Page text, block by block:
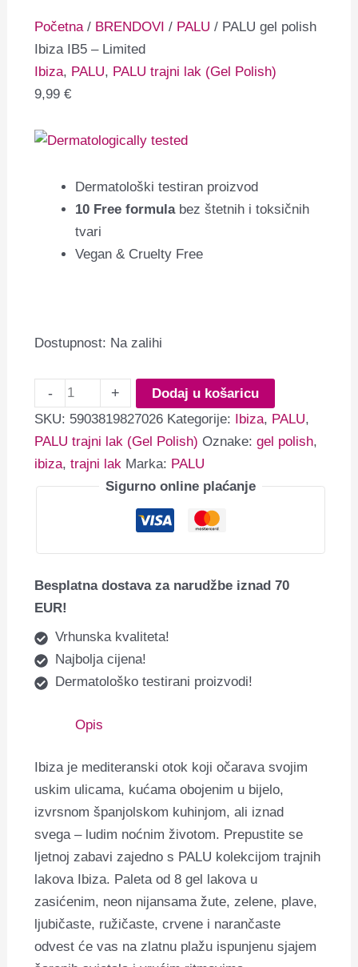
Početna / BRENDOVI / PALU / PALU gel polish
Ibiza IB5 – Limited
Ibiza, PALU, PALU trajni lak (Gel Polish)
9,99€
Dermatološki testiran proizvod
10 Free formulabez štetnih i toksičnih
tvari
Vegan & Cruelty Free
Dostupnost: Na zalihi
- +
Dodaj u košaricu
SKU: 5903819827026 Kategorije: Ibiza, PALU,
PALU trajni lak (Gel Polish) Oznake:gel polish,
ibiza,trajni lak Marka: PALU
Sigurno online plaćanje
Besplatna dostava za narudžbe iznad 70
EUR!
Vrhunska kvaliteta!
Najbolja cijena!
Dermatološko testirani proizvodi!
Opis
Ibiza je mediteranski otok koji očarava svojim
uskim ulicama, kućama obojenim u bijelo,
izvrsnom španjolskom kuhinjom, ali iznad
svega ‒ ludim noćnim životom. Prepustite se
ljetnoj zabavi zajedno s PALU kolekcijom trajnih
lakova Ibiza. Paleta od 8 gel lakova u
zasićenim, neon nijansama žute, zelene, plave,
ljubičaste, ružičaste, crvene i narančaste
odvest će vas na zlatnu plažu ispunjenu sjajem